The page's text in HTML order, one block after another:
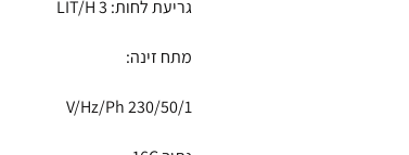
גריעת לחות: 3 LIT/H
מתח זינה:
230/50/1 V/Hz/Ph